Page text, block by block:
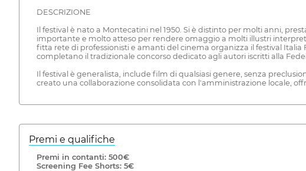
DESCRIZIONE
Il festival è nato a Montecatini nel 1950. Si è distinto per molti anni,
importante e molto atteso per rendere omaggio a molti illustri
fitta rete di professionisti e amanti del cinema organizza il festival
completano il tradizionale concorso dedicato agli autori iscritti alla
Il festival è generalista, include film di qualsiasi genere, senza
creato una collaborazione consolidata con l'amministrazione locale,
Premi e qualifiche
Premi in contanti: 500€
Screening Fee Shorts: 5€